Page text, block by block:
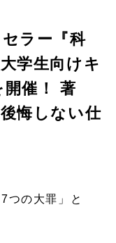
ラー『科
学生向けキ
催！ 著
悔しない仕
つの大罪」と